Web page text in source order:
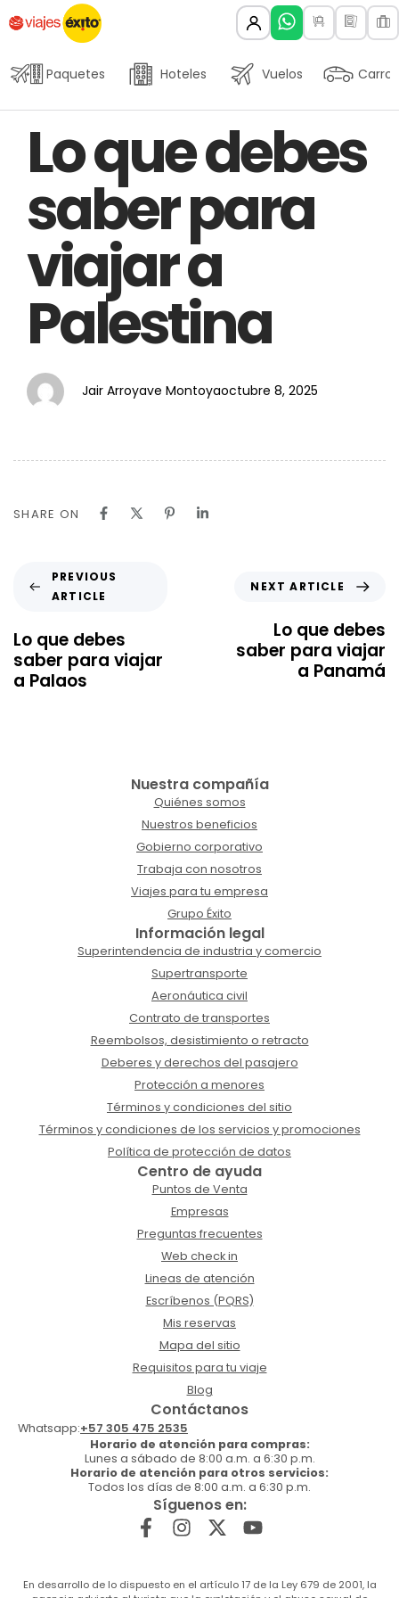
Paquetes Hoteles Vuelos Carros
Lo que debes
saber para
viajar a
Palestina
Jair Arroyave Montoya
on:
octubre 8, 2025
SHARE ON
PREVIOUS
ARTICLE
Lo que debes
saber para viajar
a Palaos
NEXT ARTICLE
Lo que debes
saber para viajar
a Panamá
Nuestra compañía
Quiénes somos
Nuestros beneficios
Gobierno corporativo
Trabaja con nosotros
Viajes para tu empresa
Grupo Éxito
Información legal
Superintendencia de industria y comercio
Supertransporte
Aeronáutica civil
Contrato de transportes
Reembolsos, desistimiento o retracto
Deberes y derechos del pasajero
Protección a menores
Términos y condiciones del sitio
Términos y condiciones de los servicios y promociones
Política de protección de datos
Centro de ayuda
Puntos de Venta
Empresas
Preguntas frecuentes
Web check in
Lineas de atención
Escríbenos (PQRS)
Mis reservas
Mapa del sitio
Requisitos para tu viaje
Blog
Contáctanos
Whatsapp:+57 305 475 2535
Horario de atención para compras:
Lunes a sábado de 8:00 a.m. a 6:30 p.m.
Horario de atención para otros servicios:
Todos los días de 8:00 a.m. a 6:30 p.m.
Síguenos en:
En desarrollo de lo dispuesto en el artículo 17 de la Ley 679 de 2001, la